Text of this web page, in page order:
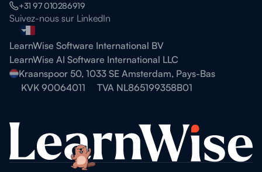
+31 97 010286919
Suivez-nous sur LinkedIn
LearnWise Software International BV
LearnWise AI Software International LLC
Kraanspoor 50, 1033 SE Amsterdam, Pays-Bas
KVK 90064011
TVA NL865199358B01